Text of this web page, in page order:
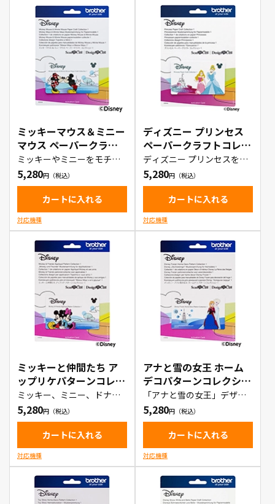
ミッキーマウス＆ミニー
マウス ペーパークラフ
トコレクション
1（CADSNP01）
ミッキーやミニーをモチー
フにオリジナルのスクラッ
プブックが作成できるデー
タ集
5,280
カートに入れる
対応機種
ディズニー プリンセス
ペーパークラフトコレク
ション1（CADSNP02）
ディズニー プリンセスをモ
チーフにしおりやカード、
封筒などを作成できるデー
タ集
5,280
カートに入れる
対応機種
ミッキーと仲間たち ア
ップリケパターンコレク
ション1（CADSNP03）
ミッキー、ミニー、ドナル
ド、デイジー、グーフィー
等ディズニーキャラクター
のデザインのデータが入っ
たカード
5,280
カートに入れる
対応機種
アナと雪の女王 ホーム
デコパターンコレクショ
ン1（CADSNP04）
「アナと雪の女王」デザイ
ンのカットデータが作成で
きるデータ集
5,280
カートに入れる
対応機種